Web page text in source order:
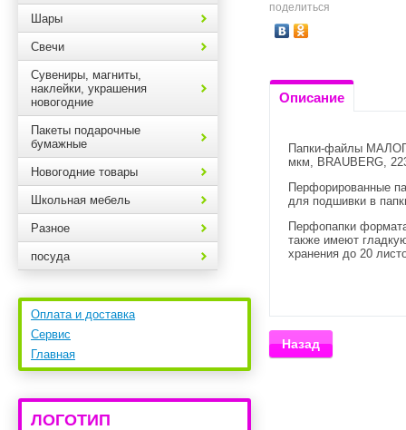
Шары
Свечи
Сувениры, магниты,
наклейки, украшения
новогодние
Пакеты подарочные
бумажные
Новогодние товары
Школьная мебель
Разное
посуда
Оплата и доставка
Сервис
Главная
ЛОГОТИП
поделиться
Описание
Папки-файлы
мкм, BRAUBERG,
Перфорированные
для подшивки в
Перфопапки
также имеют
хранения до 20
Назад